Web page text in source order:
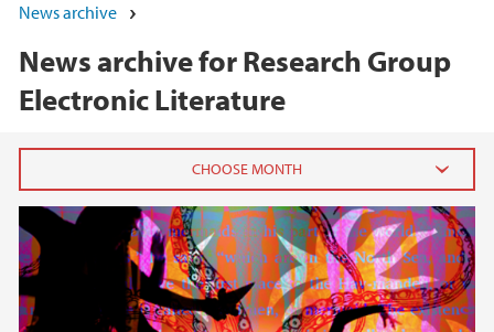
News archive
News archive for Research Group
Electronic Literature
2023
August (1)
2022